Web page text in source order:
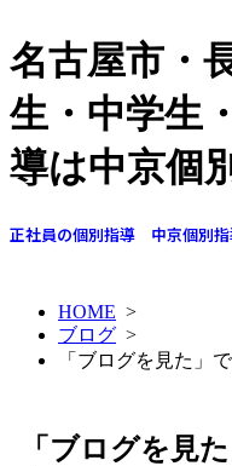
名古屋市・
生・中学生
導は中京個
正社員の個別指導 中京個別
HOME >
ブログ >
「ブログを見た」
「ブログを見